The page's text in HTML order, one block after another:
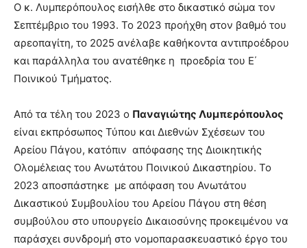
Ο κ. Λυμπερόπουλος εισήλθε στο δικαστικό σώμα τον
Σεπτέμβριο του 1993. Το 2023 προήχθη στον βαθμό του
αρεοπαγίτη, το 2025 ανέλαβε καθήκοντα αντιπροέδρου
και παράλληλα του ανατέθηκε η προεδρία του Ε΄
Ποινικού Τμήματος.
Από τα τέλη του 2023 ο Παναγιώτης Λυμπερόπουλος
είναι εκπρόσωπος Τύπου και Διεθνών Σχέσεων του
Αρείου Πάγου, κατόπιν απόφασης της Διοικητικής
Ολομέλειας του Ανωτάτου Ποινικού Δικαστηρίου. Το
2023 αποσπάστηκε με απόφαση του Ανωτάτου
Δικαστικού Συμβουλίου του Αρείου Πάγου στη θέση
συμβούλου στο υπουργείο Δικαιοσύνης προκειμένου να
παράσχει συνδρομή στο νομοπαρασκευαστικό έργο του